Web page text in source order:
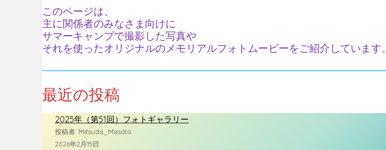
このページは、
主に関係者のみなさま向けに
サマーキャンプで撮影した写真や
それを使ったオリジナルのメモリアルフォトムービーをご紹介しています。
最近の投稿
2025年（第51回）フォトギャラリー
投稿者: Mitsuda_Masato
2026年2月15日